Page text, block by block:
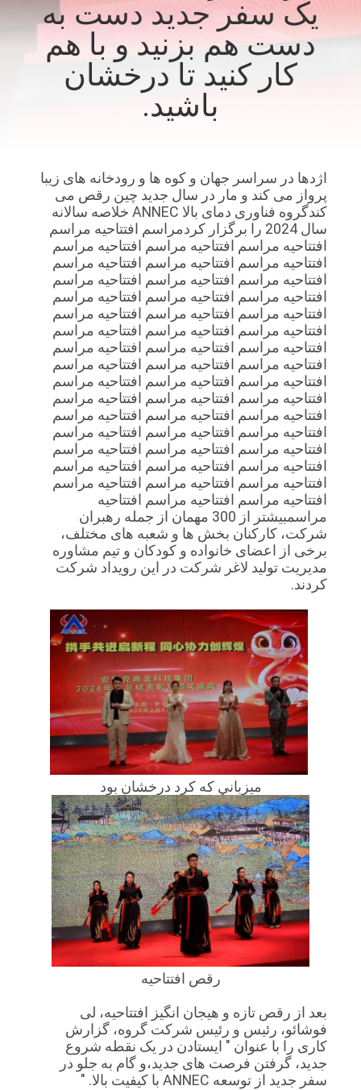
کیفیت
اخبار
پرونده
نقشه
سایت
سیاست
حفظ
حریم
خصوصی
یک سفر جدید دست به
دست هم بزنید و با هم
کار کنید تا درخشان
باشید.
اژدها در سراسر جهان و کوه ها و رودخانه های زیبا
پرواز می کند و مار در سال جدید چین رقص می
کندگروه فناوری دمای بالا ANNEC خلاصه سالانه
سال 2024 را برگزار کردمراسم افتتاحیه مراسم
افتتاحیه مراسم افتتاحیه مراسم افتتاحیه مراسم
افتتاحیه مراسم افتتاحیه مراسم افتتاحیه مراسم
افتتاحیه مراسم افتتاحیه مراسم افتتاحیه مراسم
افتتاحیه مراسم افتتاحیه مراسم افتتاحیه مراسم
افتتاحیه مراسم افتتاحیه مراسم افتتاحیه مراسم
افتتاحیه مراسم افتتاحیه مراسم افتتاحیه مراسم
افتتاحیه مراسم افتتاحیه مراسم افتتاحیه مراسم
افتتاحیه مراسم افتتاحیه مراسم افتتاحیه مراسم
افتتاحیه مراسم افتتاحیه مراسم افتتاحیه مراسم
افتتاحیه مراسم افتتاحیه مراسم افتتاحیه مراسم
افتتاحیه مراسم افتتاحیه مراسم افتتاحیه مراسم
افتتاحیه مراسم افتتاحیه مراسم افتتاحیه مراسم
افتتاحیه مراسم افتتاحیه مراسم افتتاحیه مراسم
افتتاحیه مراسم افتتاحیه مراسم افتتاحیه مراسم
افتتاحیه مراسم افتتاحیه مراسم افتتاحیه مراسم
افتتاحیه مراسم افتتاحیه مراسم افتتاحیه
مراسمبيشتر از 300 مهمان از جمله رهبران
شرکت، کارکنان بخش ها و شعبه های مختلف،
برخی از اعضای خانواده و کودکان و تیم مشاوره
مدیریت تولید لاغر شرکت در این رویداد شرکت
کردند.
ميزباني که کرد درخشان بود
رقص افتتاحيه
بعد از رقص تازه و هیجان انگیز افتتاحیه، لی
فوشائو، رئیس و رئیس شرکت گروه، گزارش
کاری را با عنوان " ایستادن در یک نقطه شروع
جدید، گرفتن فرصت های جدید،و گام به جلو در
سفر جدید از توسعه ANNEC با کیفیت بالا. "